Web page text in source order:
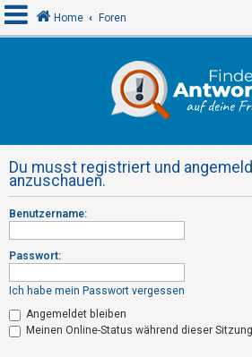
e
l
d
e
n
R
e
Home Foren
Du musst registriert und
anzuschauen.
Benutzername:
Passwort:
Ich habe mein Passwort vergessen
Angemeldet bleiben
Meinen Online-Status während dieser